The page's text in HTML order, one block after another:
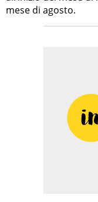
mese di agosto.